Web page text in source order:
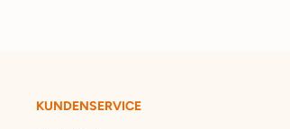
KUNDENSERVICE